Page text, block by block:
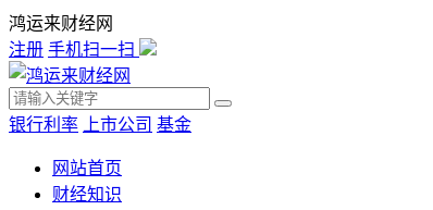
鸿运来财经网
注册 手机扫一扫
银行利率 上市公司 基金
网站首页
财经知识